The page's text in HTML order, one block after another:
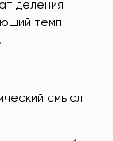
деления
темп
смысл